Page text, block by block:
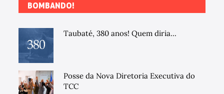
BOMBANDO!
Taubaté, 380 anos! Quem diria...
Posse da Nova Diretoria Executiva do
TCC